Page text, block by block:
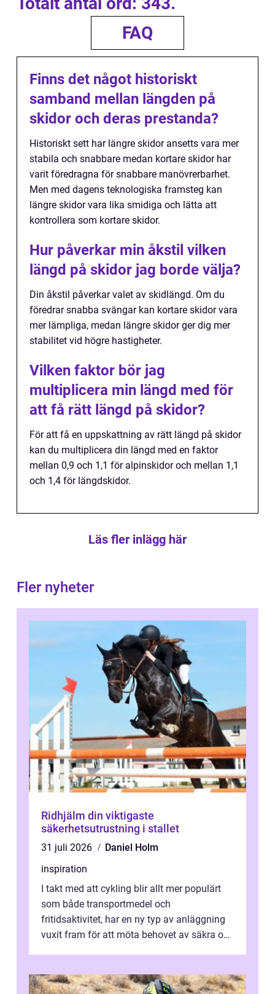
FAQ
Finns det något historiskt
samband mellan längden på
skidor och deras prestanda?
Historiskt sett har längre skidor ansetts vara mer
stabila och snabbare medan kortare skidor har
varit föredragna för snabbare manövrerbarhet.
Men med dagens teknologiska framsteg kan
längre skidor vara lika smidiga och lätta att
kontrollera som kortare skidor.
Hur påverkar min åkstil vilken
längd på skidor jag borde välja?
Din åkstil påverkar valet av skidlängd. Om du
föredrar snabba svängar kan kortare skidor vara
mer lämpliga, medan längre skidor ger dig mer
stabilitet vid högre hastigheter.
Vilken faktor bör jag
multiplicera min längd med för
att få rätt längd på skidor?
För att få en uppskattning av rätt längd på skidor
kan du multiplicera din längd med en faktor
mellan 0,9 och 1,1 för alpinskidor och mellan 1,1
och 1,4 för längdskidor.
Läs fler inlägg här
Fler nyheter
Ridhjälm din viktigaste
säkerhetsutrustning i stallet
31 juli 2026
Daniel Holm
inspiration
I takt med att cykling blir allt mer populärt
som både transportmedel och
fritidsaktivitet, har en ny typ av anläggning
vuxit fram för att möta behovet av säkra och